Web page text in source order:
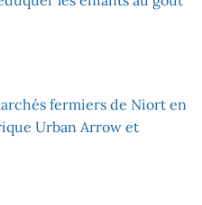
fermiers de Niort en
Urban Arrow et